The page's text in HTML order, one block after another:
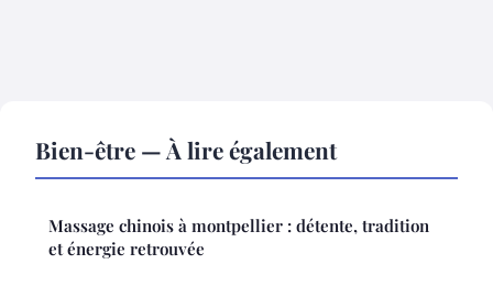
Bien-être — À lire également
Massage chinois à montpellier : détente, tradition
et énergie retrouvée